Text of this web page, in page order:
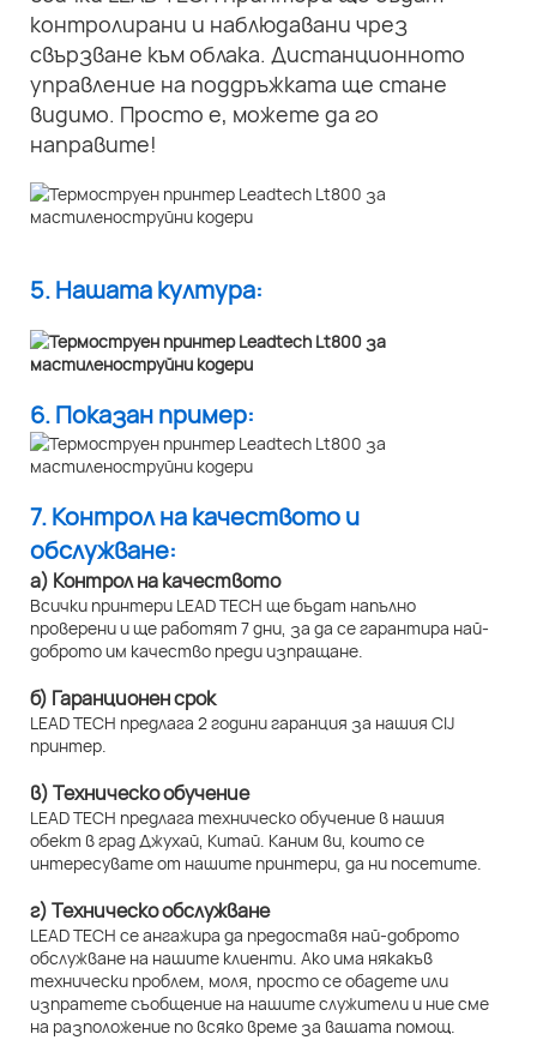
контролирани и наблюдавани чрез
свързване към облака. Дистанционното
управление на поддръжката ще стане
видимо. Просто е, можете да го
направите!
5. Нашата култура:
6. Показан пример:
7. Контрол на качеството и
обслужване:
а) Контрол на качеството
Всички принтери LEAD TECH ще бъдат напълно
проверени и ще работят 7 дни, за да се гарантира най-
доброто им качество преди изпращане.
б) Гаранционен срок
LEAD TECH предлага 2 години гаранция за нашия CIJ
принтер.
в) Техническо обучение
LEAD TECH предлага техническо обучение в нашия
обект в град Джухай, Китай. Каним ви, които се
интересувате от нашите принтери, да ни посетите.
г) Техническо обслужване
LEAD TECH се ангажира да предоставя най-доброто
обслужване на нашите клиенти. Ако има някакъв
технически проблем, моля, просто се обадете или
изпратете съобщение на нашите служители и ние сме
на разположение по всяко време за вашата помощ.